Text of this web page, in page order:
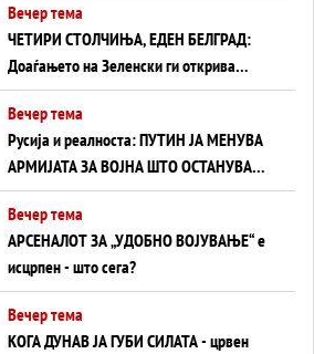
Вечер тема
ЧЕТИРИ СТОЛЧИЊА, ЕДЕН БЕЛГРАД:
Доаѓањето на Зеленски ги открива
тајните на политиката на балансирање
на Вучиќ
Вечер тема
Русија и реалноста: ПУТИН ЈА МЕНУВА
АРМИЈАТА ЗА ВОЈНА ШТО ОСТАНУВА
БЕЗ ФРОНТ
Вечер тема
АРСЕНАЛОТ ЗА „УДОБНО ВОЈУВАЊЕ“ е
исцрпен - што сега?
Вечер тема
КОГА ДУНАВ ЈА ГУБИ СИЛАТА - црвен